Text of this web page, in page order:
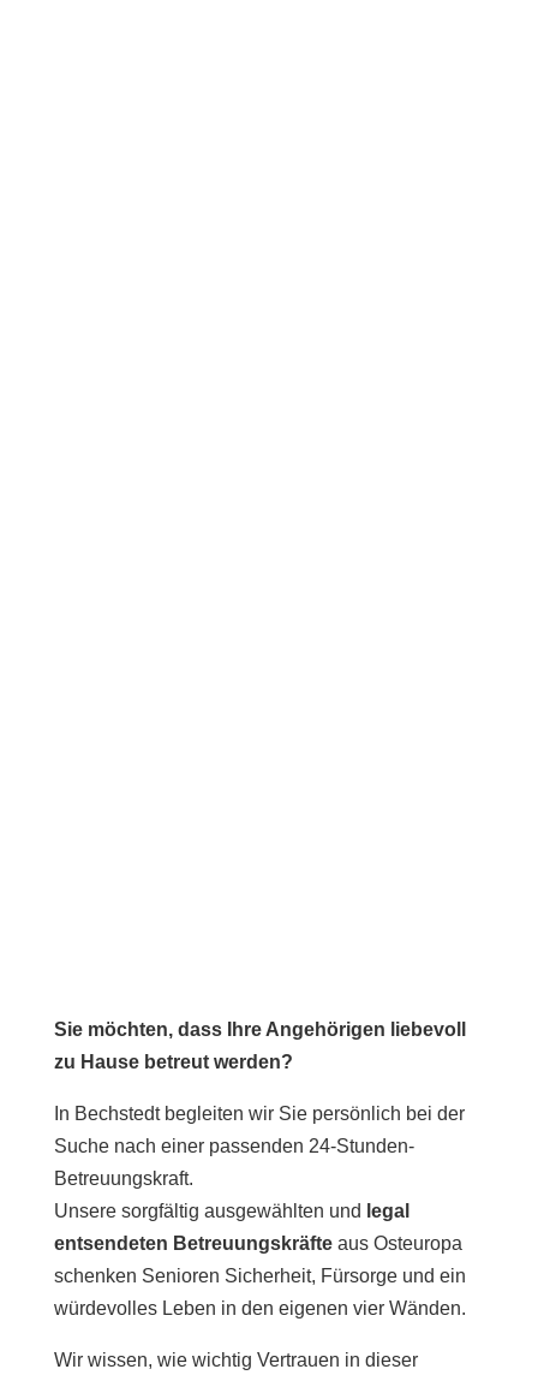
Sie möchten, dass Ihre Angehörigen liebevoll
zu Hause betreut werden?
In Bechstedt begleiten wir Sie persönlich bei der
Suche nach einer passenden 24-Stunden-
Betreuungskraft.
Unsere sorgfältig ausgewählten und legal
entsendeten Betreuungskräfteaus Osteuropa
schenken Senioren Sicherheit, Fürsorge und ein
würdevolles Leben in den eigenen vier Wänden.
Wir wissen, wie wichtig Vertrauen in dieser